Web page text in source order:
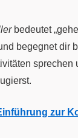
bedeutet
begegnet dir
sprechen
zur